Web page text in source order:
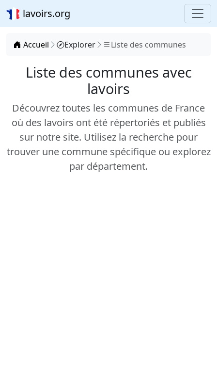
lavoirs.org
Accueil Explorer Liste des communes
Liste des communes avec
lavoirs
Découvrez toutes les communes de France
où des lavoirs ont été répertoriés et publiés
sur notre site. Utilisez la recherche pour
trouver une commune spécifique ou explorez
par département.